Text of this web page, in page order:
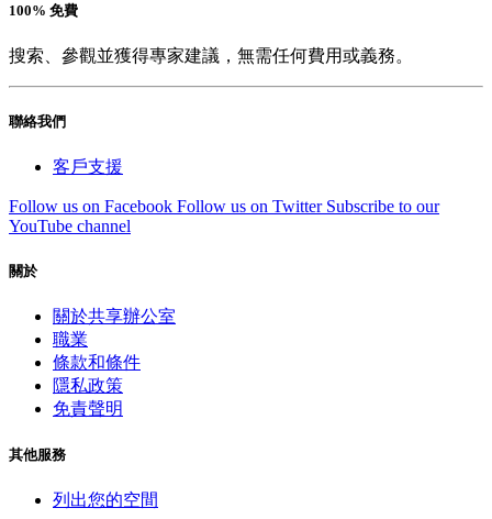
100% 免費
搜索、參觀並獲得專家建議，無需任何費用或義務。
聯絡我們
客戶支援
Follow us on Facebook Follow us on Twitter Subscribe to our
YouTube channel
關於
關於共享辦公室
職業
條款和條件
隱私政策
免責聲明
其他服務
列出您的空間